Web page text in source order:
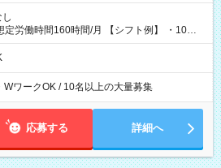
160時間/月 【シフト例】 ・10：
WワークOK / 10名以上の大量募集
応募する 詳細へ